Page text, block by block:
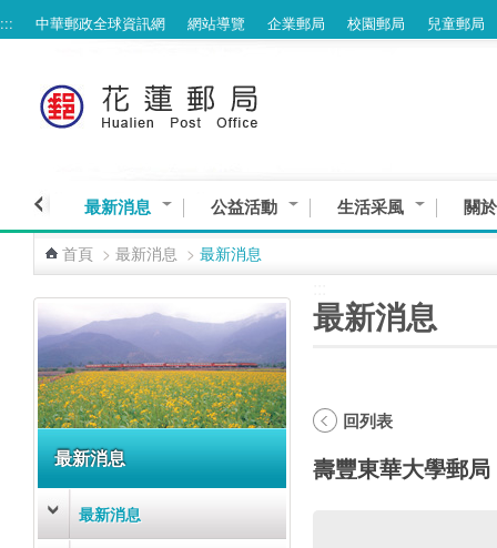
跳到主要內容區塊
::: 中華郵政全球資訊網 網站導覽 企業郵局 校園郵局 兒童郵局
最新消息 公益活動 生活采風 關
首頁 > 最新消息 > 最新消息
最新消息
最新消息
最新消息
回列表
壽豐東華大學郵